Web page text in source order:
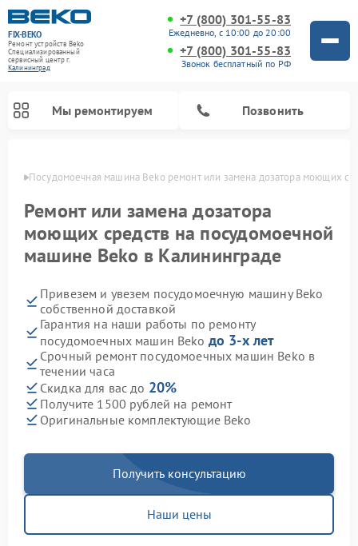
FIX-BEKO
Ремонт устройств Beko
Специализированный
cервисный центр г.
Калининград
+7 (800) 301-55-83
Ежедневно, с 10:00 до 20:00
+7 (800) 301-55-83
Звонок бесплатный по РФ
Мы ремонтируем Позвонить
Посудомоечная машина Beko ремонт или замена дозатора моющих
Ремонт или замена дозатора
моющих средств на посудомоечной
машине Beko в Калининграде
Привезем и увезем посудомоечную машину Beko
собственной доставкой
Гарантия на наши работы по ремонту
посудомоечных машин Beko до 3-х лет
Срочный ремонт посудомоечных машин Beko в
течении часа
Скидка для вас до 20%
Получите 1500 рублей на ремонт
Оригинальные комплектующие Beko
Получить консультацию
Наши цены